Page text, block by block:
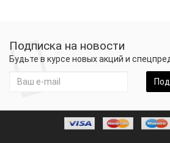
Подписка на новости
Будьте в курсе новых акций и